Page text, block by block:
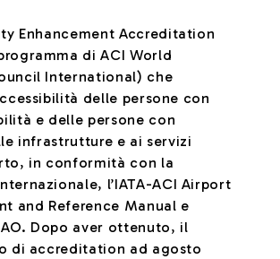
Enhancement Accreditation
di ACI World
International) che
delle persone con
e delle persone con
infrastrutture e ai servizi
in conformità con la
l’IATA-ACI Airport
and Reference Manual e
Dopo aver ottenuto, il
di accreditation ad agosto